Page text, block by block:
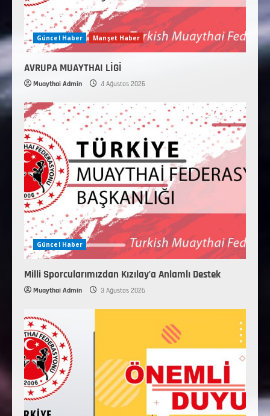
Güncel Haber Manşet Haber
AVRUPA MUAYTHAI LİGİ
Muaythai Admin 4 Ağustos 2026
Güncel Haber
Milli Sporcularımızdan Kızılay’a Anlamlı Destek
Muaythai Admin 3 Ağustos 2026